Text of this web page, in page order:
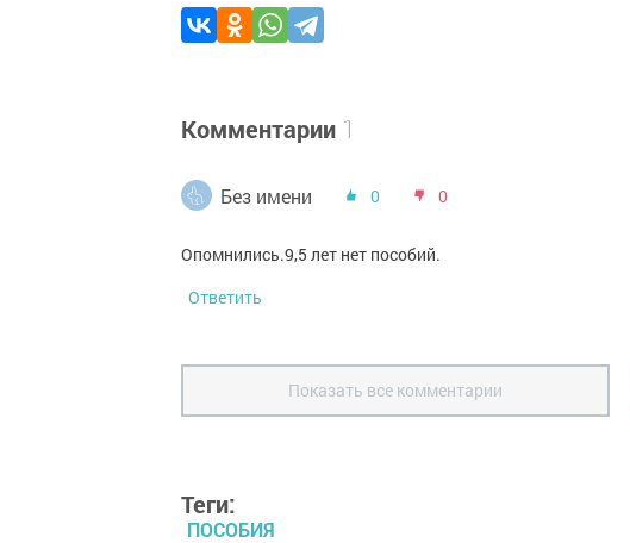
Комментарии 1
Без имени 0 0
Опомнились.9,5 лет нет пособий.
Ответить
Показать все комментарии
Теги:
ПОСОБИЯ